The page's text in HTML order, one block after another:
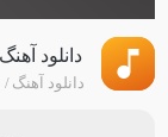
دانلود
دانلود آهنگ